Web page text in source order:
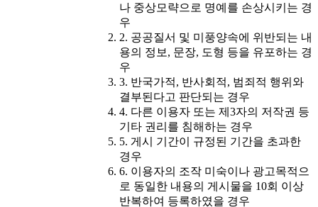
나 중상모략으로 명예를 손상시키는 경
우
2. 공공질서 및 미풍양속에 위반되는 내
용의 정보, 문장, 도형 등을 유포하는 경
우
3. 반국가적, 반사회적, 범죄적 행위와
결부된다고 판단되는 경우
4. 다른 이용자 또는 제3자의 저작권 등
기타 권리를 침해하는 경우
5. 게시 기간이 규정된 기간을 초과한
경우
6. 이용자의 조작 미숙이나 광고목적으
로 동일한 내용의 게시물을 10회 이상
반복하여 등록하였을 경우